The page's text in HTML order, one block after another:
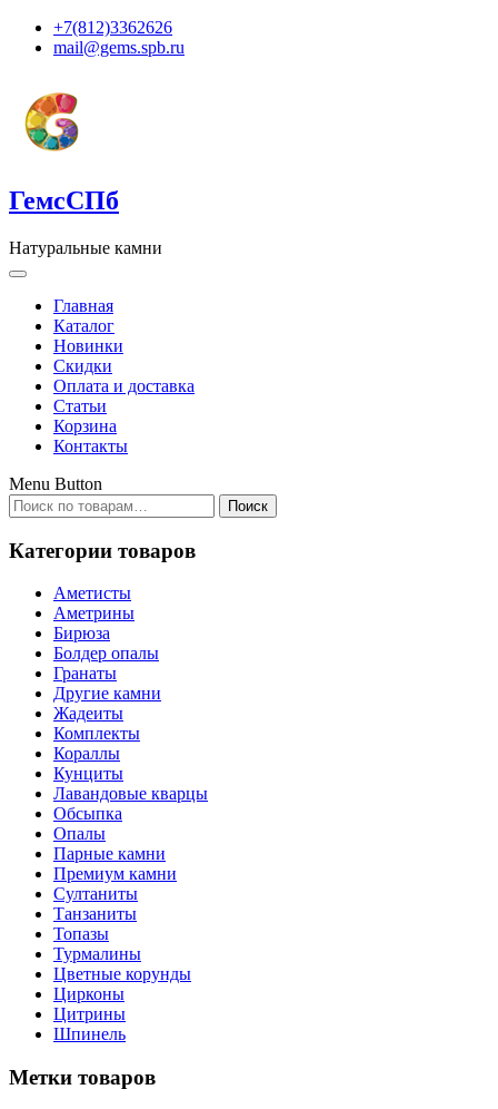
+7(812)3362626
mail@gems.spb.ru
ГемсСПб
Натуральные камни
Главная
Каталог
Новинки
Скидки
Оплата и доставка
Статьи
Корзина
Контакты
Menu Button
Искать:
Поиск
Категории товаров
Аметисты
Аметрины
Бирюза
Болдер опалы
Гранаты
Другие камни
Жадеиты
Комплекты
Кораллы
Кунциты
Лавандовые кварцы
Обсыпка
Опалы
Парные камни
Премиум камни
Султаниты
Танзаниты
Топазы
Турмалины
Цветные корунды
Цирконы
Цитрины
Шпинель
Метки товаров